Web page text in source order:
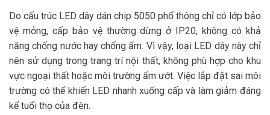
Do cấu trúc LED dây dán chip 5050 phổ thông chỉ có lớp bảo
vệ mỏng, cấp bảo vệ thường dừng ở IP20, không có khả
năng chống nước hay chống ẩm. Vì vậy, loại LED dây này chỉ
nên sử dụng trong trang trí nội thất, không phù hợp cho khu
vực ngoại thất hoặc môi trường ẩm ướt. Việc lắp đặt sai môi
trường có thể khiến LED nhanh xuống cấp và làm giảm đáng
kể tuổi thọ của đèn.